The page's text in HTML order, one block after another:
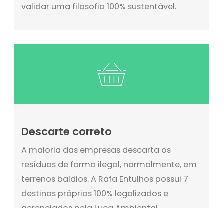
validar uma filosofia 100% sustentável.
Descarte correto
A maioria das empresas descarta os
resíduos de forma ilegal, normalmente, em
terrenos baldios. A Rafa Entulhos possui 7
destinos próprios 100% legalizados e